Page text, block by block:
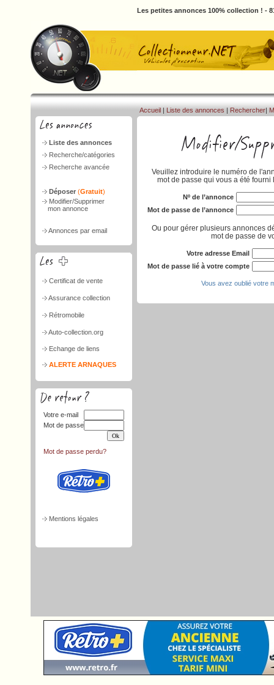
Les petites annonces 100% collection ! -
Liste des annonces
Recherche/catégories
Recherche avancée
Déposer (Gratuit)
Modifier/Supprimer
mon annonce
Annonces par email
Certificat de vente
Assurance collection
Rétromobile
Auto-collection.org
Echange de liens
ALERTE ARNAQUES
Votre e-mail
Mot de passe
Mot de passe perdu?
Mentions légales
Accueil | Liste des annonces | Rechercher|
Veuillez introduire le numéro de
mot de passe qui vous a été
Nº de l’annonce
Mot de passe de l’annonce
Ou pour gérer plusieurs annonces
mot de passe de
Votre adresse Email
Mot de passe lié à votre compte
Vous avez oublié votre